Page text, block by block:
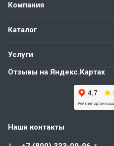
Компания
Каталог
Услуги
Отзывы на Яндекс.Картах
Наши контакты